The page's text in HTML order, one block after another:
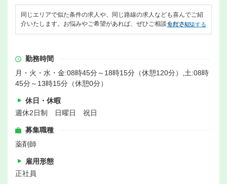
同じエリアで似た条件の求人や、同じ路線の求人なども喜んでご紹
介いたします。お悩みやご希望があれば、ぜひご相談ください。
無料で相談する
勤務時間
月・火・水・金:08時45分～18時15分（休憩120分）,土:08時
45分～13時15分（休憩0分）
休日・休暇
週休2日制 日曜日 祝日
募集職種
薬剤師
雇用形態
正社員